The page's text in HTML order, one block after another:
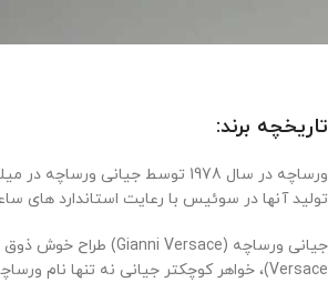
تاریخچه برند:
ورساچه در سال 1978 توسط
تولید آنها در سوئیس با رعایت استاندارد
جیانی ورساچه (Gianni Versace) طراح خوش ذوق و پرتلاشی بود که در دهه 1980 و 1990 در لیست
Versace)، خواهر کوچکتر جیانی نه تنها نام